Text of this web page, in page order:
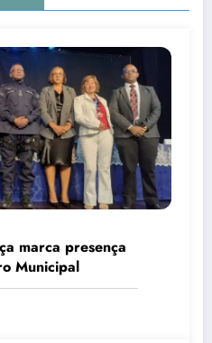
marca presença
Municipal